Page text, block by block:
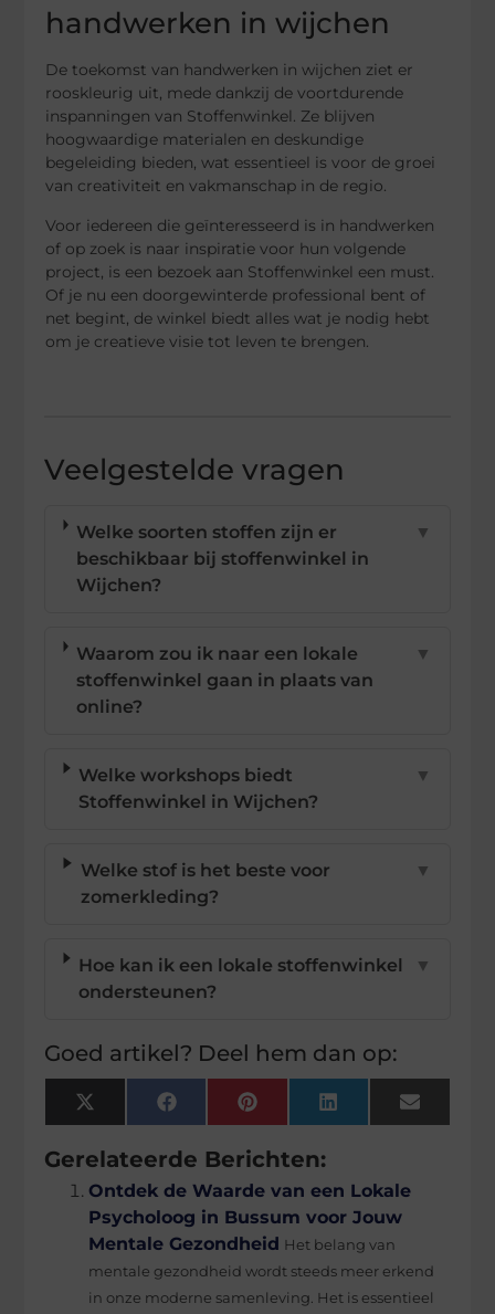
handwerken in wijchen
De toekomst van handwerken in wijchen ziet er
rooskleurig uit, mede dankzij de voortdurende
inspanningen van Stoffenwinkel. Ze blijven
hoogwaardige materialen en deskundige
begeleiding bieden, wat essentieel is voor de groei
van creativiteit en vakmanschap in de regio.
Voor iedereen die geïnteresseerd is in handwerken
of op zoek is naar inspiratie voor hun volgende
project, is een bezoek aan Stoffenwinkel een must.
Of je nu een doorgewinterde professional bent of
net begint, de winkel biedt alles wat je nodig hebt
om je creatieve visie tot leven te brengen.
Veelgestelde vragen
Welke soorten stoffen zijn er
beschikbaar bij stoffenwinkel in
Wijchen?
▼
Waarom zou ik naar een lokale
stoffenwinkel gaan in plaats van
online?
▼
Welke workshops biedt
Stoffenwinkel in Wijchen?
▼
Welke stof is het beste voor
zomerkleding?
▼
Hoe kan ik een lokale stoffenwinkel
ondersteunen?
▼
Goed artikel? Deel hem dan op:
X
(Twitter)
FacebookPinterestLinkedInEmail
Gerelateerde Berichten:
Ontdek de Waarde van een Lokale
Psycholoog in Bussum voor Jouw
Mentale Gezondheid Het belang van
mentale gezondheid wordt steeds meer erkend
in onze moderne samenleving. Het is essentieel